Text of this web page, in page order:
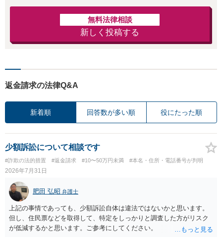
無料法律相談
新しく投稿する
返金請求の法律Q&A
新着順 回答数が多い順 役にたった順
少額訴訟について相談です
#詐欺の法的措置 #返金請求 #10〜50万円未満 #本名・住所・電話番号が判明
2026年7月31日
肥田 弘昭 弁護士
上記の事情であっても、少額訴訟自体は違法ではないかと思います。
但し、住民票などを取得して、特定をしっかりと調査した方がリスク
が低減するかと思います。ご参考にしてください。